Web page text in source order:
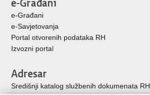
e-Građani
e-Savjetovanja
Portal otvorenih podataka RH
Izvozni portal
Adresar
Središnji katalog službenih dokumenata RH